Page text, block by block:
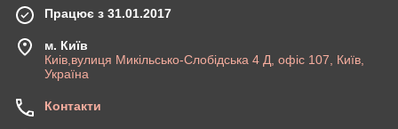
Працює з 31.01.2017
м. Київ
Киів,вулиця Микільсько-Слобідська 4 Д, офіс 107, Київ,
Україна
Контакти